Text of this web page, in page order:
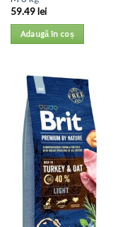
59.49lei
Adaugă în coș